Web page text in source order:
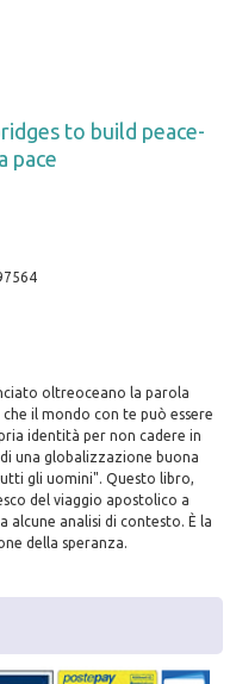
to build peace-
pace
oltreoceano la parola
il mondo con te può essere
identità per non cadere in
una globalizzazione buona
gli uomini". Questo libro,
del viaggio apostolico a
alcune analisi di contesto. È la
della speranza.